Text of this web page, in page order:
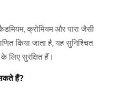
क्रोमियम और पारा जैसी
किया जाता है, यह सुनिश्चित
लिए सुरक्षित हैं।
हैं?